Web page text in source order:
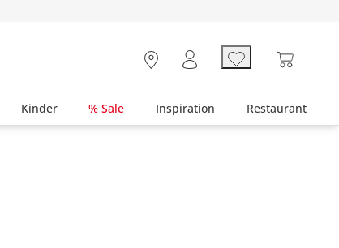
Kinder % Sale Inspiration Restaurant